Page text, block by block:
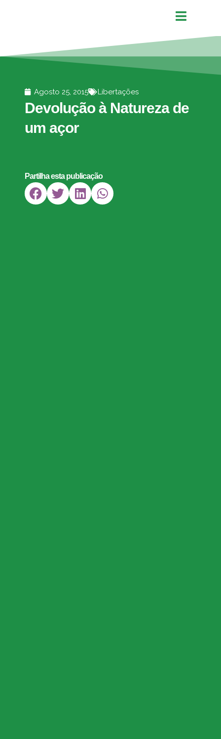
Agosto 25, 2015 Libertações
Devolução à Natureza de
um açor
Partilha esta publicação